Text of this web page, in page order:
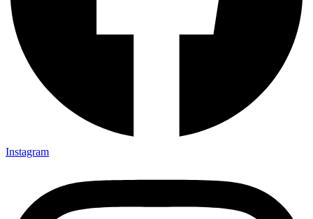
Instagram